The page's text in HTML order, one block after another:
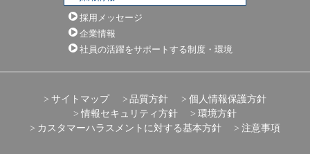
採用メッセージ
企業情報
社員の活躍をサポートする制度・環境
サイトマップ 品質方針
個人情報保護方針
情報セキュリティ方針
環境方針
カスタマーハラスメントに対する基本方針
注意事項